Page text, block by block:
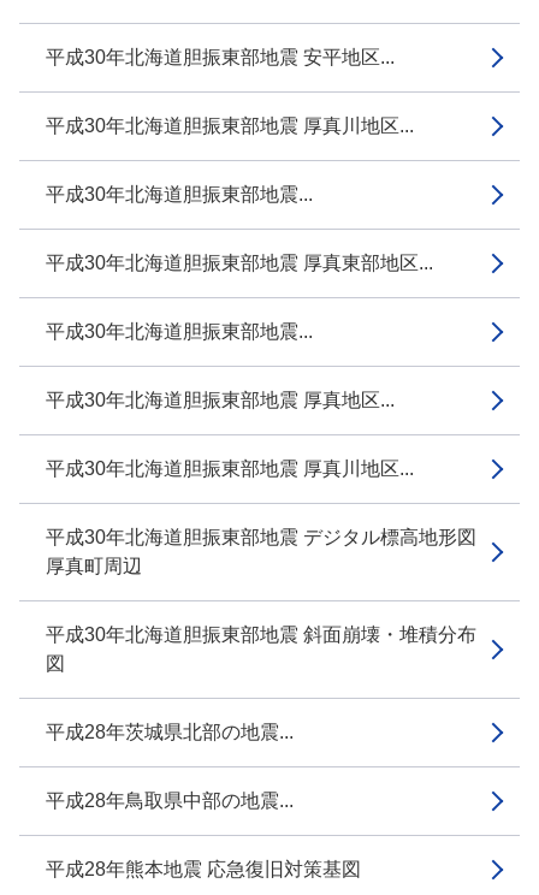
平成30年北海道胆振東部地震 安平地区...
平成30年北海道胆振東部地震 厚真川地区...
平成30年北海道胆振東部地震...
平成30年北海道胆振東部地震 厚真東部地区...
平成30年北海道胆振東部地震...
平成30年北海道胆振東部地震 厚真地区...
平成30年北海道胆振東部地震 厚真川地区...
平成30年北海道胆振東部地震 デジタル標高地形図
厚真町周辺
平成30年北海道胆振東部地震 斜面崩壊・堆積分布
図
平成28年茨城県北部の地震...
平成28年鳥取県中部の地震...
平成28年熊本地震 応急復旧対策基図